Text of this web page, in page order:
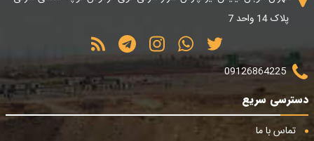
پلاک 14 واحد 7
09126864225
دسترسی سریع
تماس با ما